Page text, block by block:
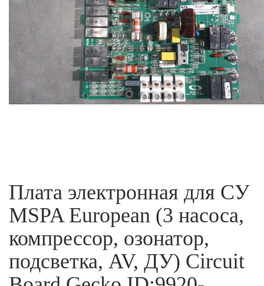
Плата электронная для СУ
MSPA European (3 насоса,
компрессор, озонатор,
подсветка, AV, ДУ) Circuit